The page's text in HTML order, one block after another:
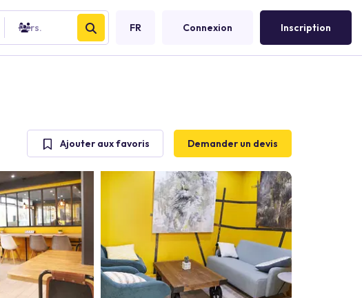
Pers. FR Connexion Inscription
Ajouter aux favoris Demander un devis